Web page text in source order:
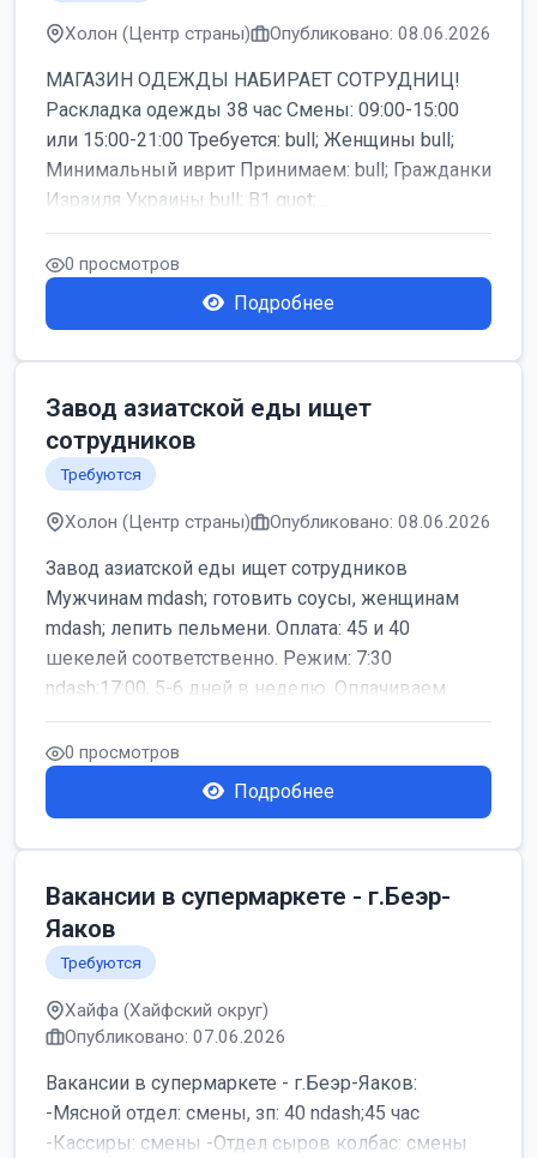
Холон (Центр страны) Опубликовано: 08.06.2026
МАГАЗИН ОДЕЖДЫ НАБИРАЕТ СОТРУДНИЦ!
Раскладка одежды 38 час Смены: 09:00-15:00
или 15:00-21:00 Требуется: bull; Женщины bull;
Минимальный иврит Принимаем: bull; Гражданки
Израиля Украины bull; B1 quot;...
0 просмотров
Подробнее
Завод азиатской еды ищет
сотрудников
Требуются
Холон (Центр страны) Опубликовано: 08.06.2026
Завод азиатской еды ищет сотрудников
Мужчинам mdash; готовить соусы, женщинам
mdash; лепить пельмени. Оплата: 45 и 40
шекелей соответственно. Режим: 7:30
ndash;17:00, 5-6 дней в неделю. Оплачиваем
дор...
0 просмотров
Подробнее
Вакансии в супермаркете - г.Беэр-
Яаков
Требуются
Хайфа (Хайфский округ)
Опубликовано: 07.06.2026
Вакансии в супермаркете - г.Беэр-Яаков:
-Мясной отдел: смены, зп: 40 ndash;45 час
-Кассиры: смены -Отдел сыров колбас: смены